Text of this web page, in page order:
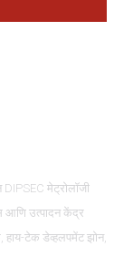
DIPSEC मेट्रोलॉजी
आणि उत्पादन केंद्र
हाय-टेक डेव्हलपमेंट झोन,